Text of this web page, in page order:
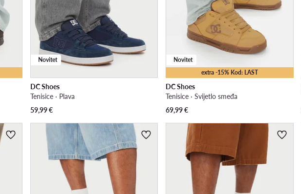
Novitet
DC Shoes
Tenisice · Plava
59,99€
extra -15% Kod: LAST
Novitet
DC Shoes
Tenisice · Svijetlo smeđa
69,99€